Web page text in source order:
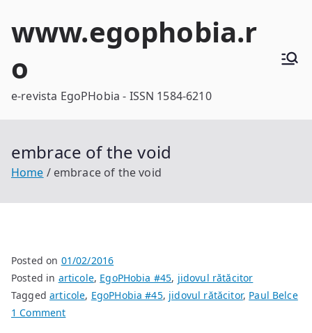
www.egophobia.r
o
e-revista EgoPHobia - ISSN 1584-6210
embrace of the void
Home embrace of the void
Posted on 01/02/2016
Posted in articole, EgoPHobia #45, jidovul rătăcitor
Taggedarticole, EgoPHobia #45, jidovul rătăcitor, Paul Belce
1 Commenton